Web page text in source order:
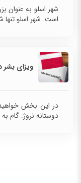
شهر اسلو به عنوان
است. شهر اسلو
ویزای بشر
در این بخش
دوستانه نروژ: گام